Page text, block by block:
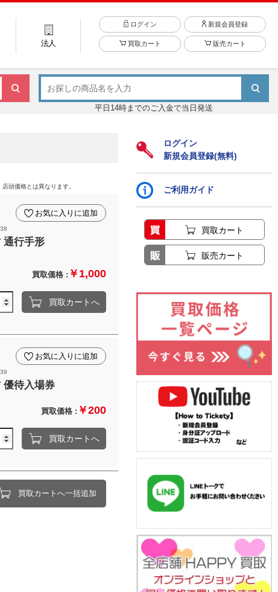
法人
ログイン 新規会員登録
買取カート 販売カート
平日14時までのご入金で当日発送
頭価格とは異なります。
通行手形
お気に入りに追加
買取価格 : ￥1,000
買取カートへ
優待入場券
お気に入りに追加
買取価格 : ￥200
買取カートへ
買取カートへ一括追加
ログイン
新規会員登録(無料)
ご利用ガイド
買取カート
販売カート